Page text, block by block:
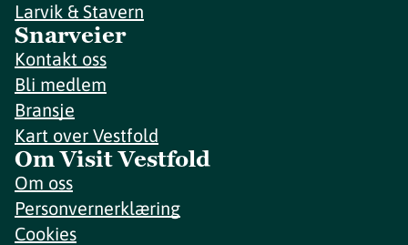
Larvik & Stavern
Snarveier
Kontakt oss
Bli medlem
Bransje
Kart over Vestfold
Om Visit Vestfold
Om oss
Personvernerklæring
Cookies